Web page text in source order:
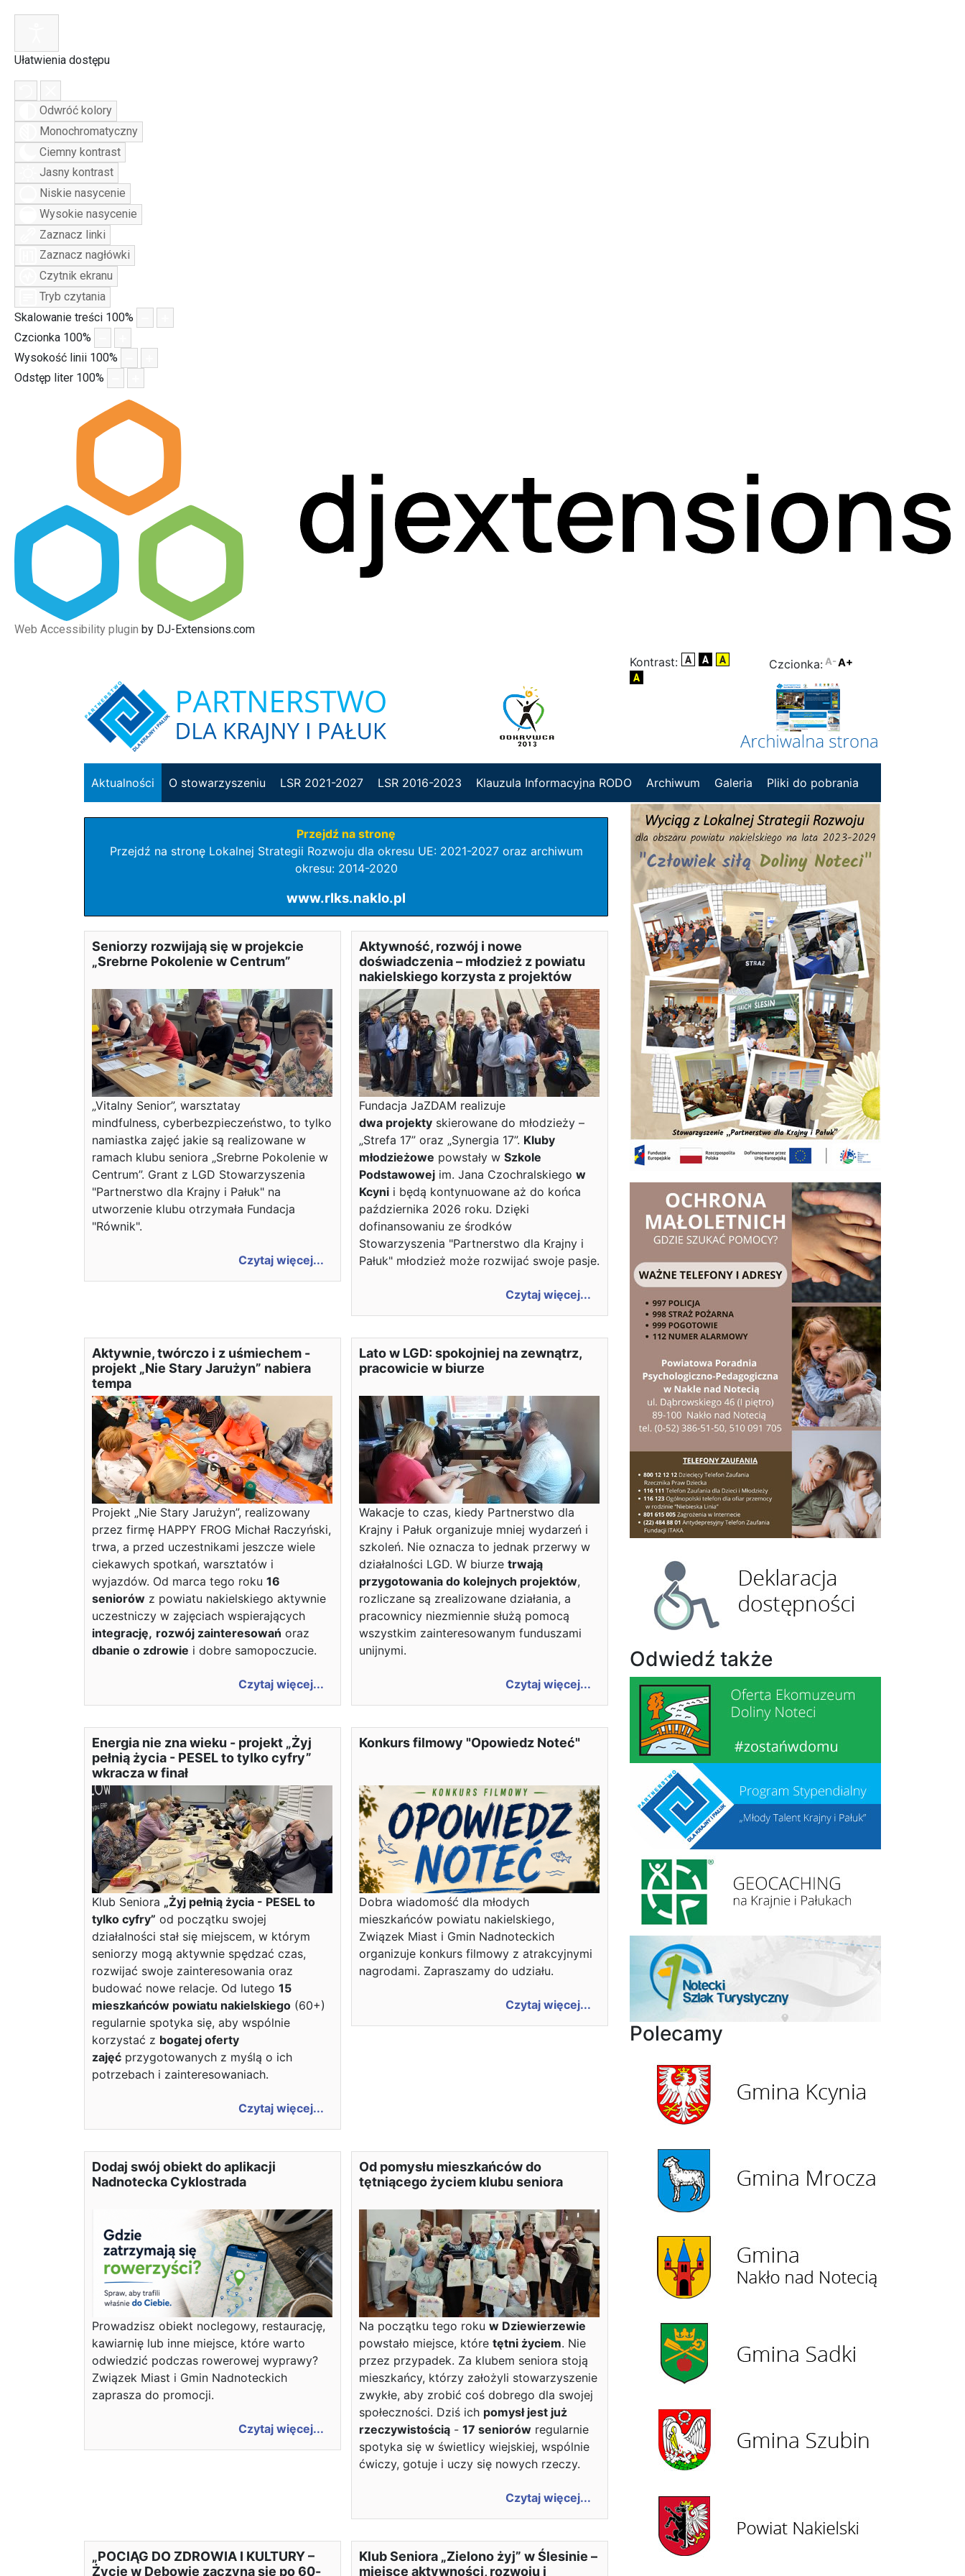
Ułatwienia dostępu
Odwróć kolory
Monochromatyczny
Ciemny kontrast
Jasny kontrast
Niskie nasycenie
Wysokie nasycenie
Zaznacz linki
Zaznacz nagłówki
Czytnik ekranu
Tryb czytania
Skalowanie treści 100%
Czcionka 100%
Wysokość linii 100%
Odstęp liter 100%
Web Accessibility plugin by DJ-Extensions.com
Kontrast: Czcionka: A-A+
Aktualności O stowarzyszeniu LSR 2021-2027 LSR 2016-2023 Klauzula Informacyjna RODO Archiwum Galeria Pliki do pobrania
Przejdź na stronę
Przejdź na stronę Lokalnej Strategii Rozwoju dla okresu UE: 2021-2027 oraz archiwum
okresu: 2014-2020
www.rlks.naklo.pl
Seniorzy rozwijają się w projekcie
„Srebrne Pokolenie w Centrum”
„Vitalny Senior”, warsztatay
mindfulness, cyberbezpieczeństwo, to tylko
namiastka zajęć jakie są realizowane w
ramach klubu seniora „Srebrne Pokolenie w
Centrum”. Grant z LGD Stowarzyszenia
"Partnerstwo dla Krajny i Pałuk" na
utworzenie klubu otrzymała Fundacja
"Równik".
Czytaj więcej...
Aktywność, rozwój i nowe
doświadczenia – młodzież z powiatu
nakielskiego korzysta z projektów
Fundacja JaZDAM realizuje
dwa projekty skierowane do młodzieży –
„Strefa 17” oraz „Synergia 17”. Kluby
młodzieżowe powstały wSzkole
Podstawowej im. Jana Czochralskiegow
Kcyni i będą kontynuowane aż do końca
października 2026 roku. Dzięki
dofinansowaniu ze środków
Stowarzyszenia "Partnerstwo dla Krajny i
Pałuk" młodzież może rozwijać swoje pasje.
Czytaj więcej...
Aktywnie, twórczo i z uśmiechem -
projekt „Nie Stary Jarużyn” nabiera
tempa
Projekt „Nie Stary Jarużyn”, realizowany
przez firmę HAPPY FROG Michał Raczyński,
trwa, a przed uczestnikami jeszcze wiele
ciekawych spotkań, warsztatów i
wyjazdów. Od marca tego roku 16
seniorów z powiatu nakielskiego aktywnie
uczestniczy w zajęciach wspierających
integrację, rozwój zainteresowań oraz
dbanie o zdrowie i dobre samopoczucie.
Czytaj więcej...
Lato w LGD: spokojniej na zewnątrz,
pracowicie w biurze
Wakacje to czas, kiedy Partnerstwo dla
Krajny i Pałuk organizuje mniej wydarzeń i
szkoleń. Nie oznacza to jednak przerwy w
działalności LGD. W biurzetrwają
przygotowania do kolejnych projektów,
rozliczane są zrealizowane działania, a
pracownicy niezmiennie służą pomocą
wszystkim zainteresowanym funduszami
unijnymi.
Czytaj więcej...
Energia nie zna wieku - projekt „Żyj
pełnią życia - PESEL to tylko cyfry”
wkracza w finał
Klub Seniora „Żyj pełnią życia - PESEL to
tylko cyfry” od początku swojej
działalności stał się miejscem, w którym
seniorzy mogą aktywnie spędzać czas,
rozwijać swoje zainteresowania oraz
budować nowe relacje. Od lutego 15
mieszkańców powiatu nakielskiego (60+)
regularnie spotyka się, aby wspólnie
korzystać z bogatej oferty
zajęć przygotowanych z myślą o ich
potrzebach i zainteresowaniach.
Czytaj więcej...
Konkurs filmowy "Opowiedz Noteć"
Dobra wiadomość dla młodych
mieszkańców powiatu nakielskiego,
Związek Miast i Gmin Nadnoteckich
organizuje konkurs filmowy z atrakcyjnymi
nagrodami. Zapraszamy do udziału.
Czytaj więcej...
Dodaj swój obiekt do aplikacji
Nadnotecka Cyklostrada
Prowadzisz obiekt noclegowy, restaurację,
kawiarnię lub inne miejsce, które warto
odwiedzić podczas rowerowej wyprawy?
Związek Miast i Gmin Nadnoteckich
zaprasza do promocji.
Czytaj więcej...
Od pomysłu mieszkańców do
tętniącego życiem klubu seniora
Na początku tego rokuw Dziewierzewie
powstało miejsce, któretętni życiem. Nie
przez przypadek. Za klubem seniora stoją
mieszkańcy, którzy założyli stowarzyszenie
zwykłe, aby zrobić coś dobrego dla swojej
społeczności. Dziś ich pomysł jest już
rzeczywistością -17 seniorów regularnie
spotyka się w świetlicy wiejskiej, wspólnie
ćwiczy, gotuje i uczy się nowych rzeczy.
Czytaj więcej...
„POCIĄG DO ZDROWIA I KULTURY –
Życie w Dębowie zaczyna się po 60-
Klub Seniora „Zielono żyj” w Ślesinie –
miejsce aktywności, rozwoju i
Odwiedź także
Polecamy